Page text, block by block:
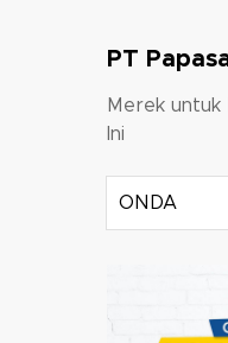
PT
Merek
Ini
ONDA